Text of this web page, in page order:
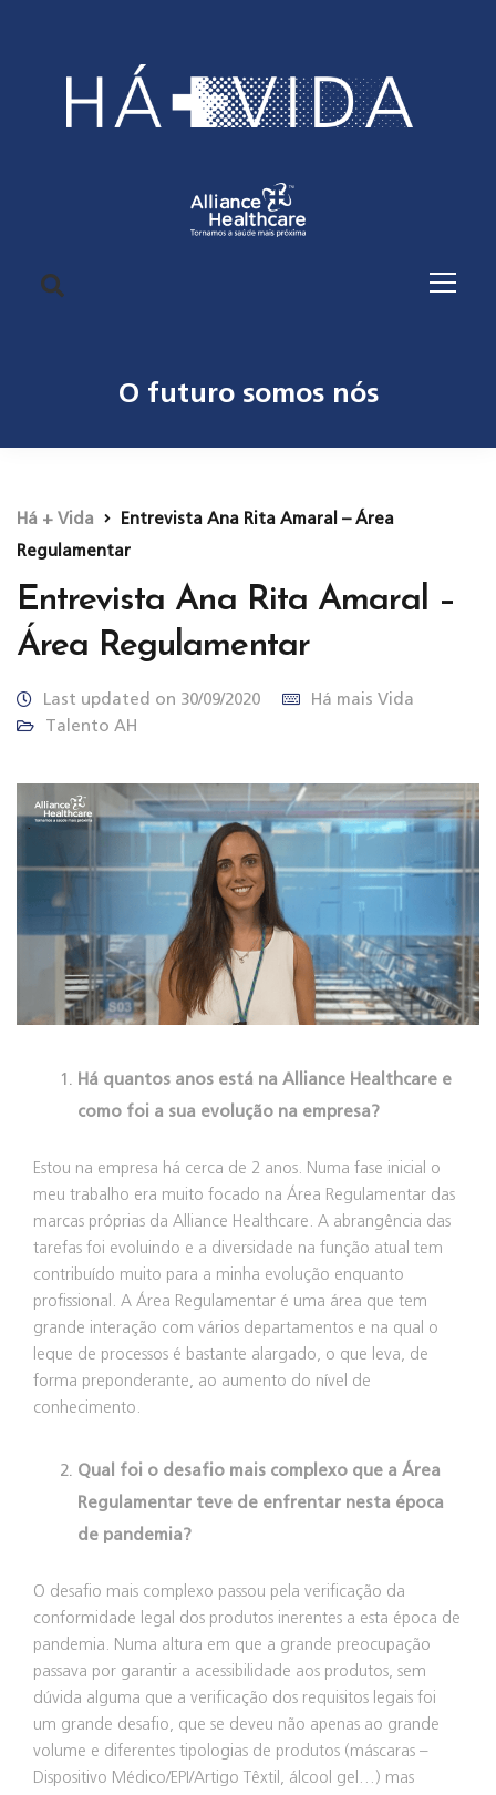
O futuro somos nós
Há + Vida
Entrevista Ana Rita Amaral – Área
Regulamentar
Entrevista Ana Rita Amaral –
Área Regulamentar
Last updated on 30/09/2020
Há mais Vida
Talento AH
Há quantos anos está na Alliance Healthcare e
como foi a sua evolução na empresa?
Estou na empresa há cerca de 2 anos. Numa fase inicial o
meu trabalho era muito focado na Área Regulamentar das
marcas próprias da Alliance Healthcare. A abrangência das
tarefas foi evoluindo e a diversidade na função atual tem
contribuído muito para a minha evolução enquanto
profissional. A Área Regulamentar é uma área que tem
grande interação com vários departamentos e na qual o
leque de processos é bastante alargado, o que leva, de
forma preponderante, ao aumento do nível de
conhecimento.
Qual foi o desafio mais complexo que a Área
Regulamentar teve de enfrentar nesta época
de pandemia?
O desafio mais complexo passou pela verificação da
conformidade legal dos produtos inerentes a esta época de
pandemia. Numa altura em que a grande preocupação
passava por garantir a acessibilidade aos produtos, sem
dúvida alguma que a verificação dos requisitos legais foi
um grande desafio, que se deveu não apenas ao grande
volume e diferentes tipologias de produtos (máscaras –
Dispositivo Médico/EPI/Artigo Têxtil, álcool gel…) mas